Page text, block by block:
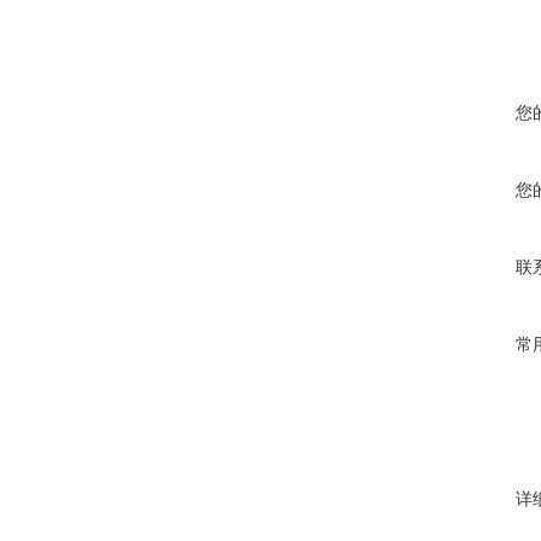
您
您
联
常
详